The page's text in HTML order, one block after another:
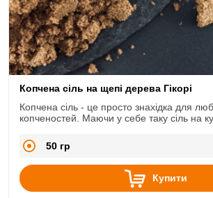
Копчена сіль на щепі дерева Гікорі
Копчена сіль - це просто знахідка для
копченостей. Маючи у себе таку сіль на
салатам, супам з бобових, соусам,
овочевим стравам.
50 гр
Купити